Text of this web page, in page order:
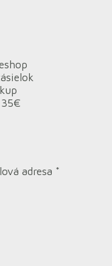
adresa *